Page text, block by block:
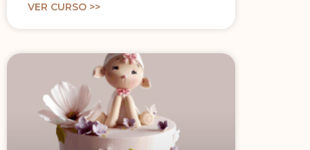
VER CURSO >>